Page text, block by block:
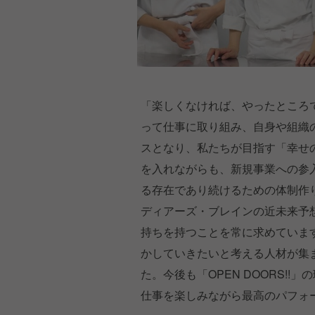
「楽しくなければ、やったとこ
って仕事に取り組み、自身や組
スとなり、私たちが目指す「幸
を入れながらも、新規事業への
る存在であり続けるための体制
ディアーズ・ブレインの近未来
持ちを持つことを常に求めてい
かしていきたいと考える人材が
た。今後も「OPEN DOORS!!」
仕事を楽しみながら最高のパフ